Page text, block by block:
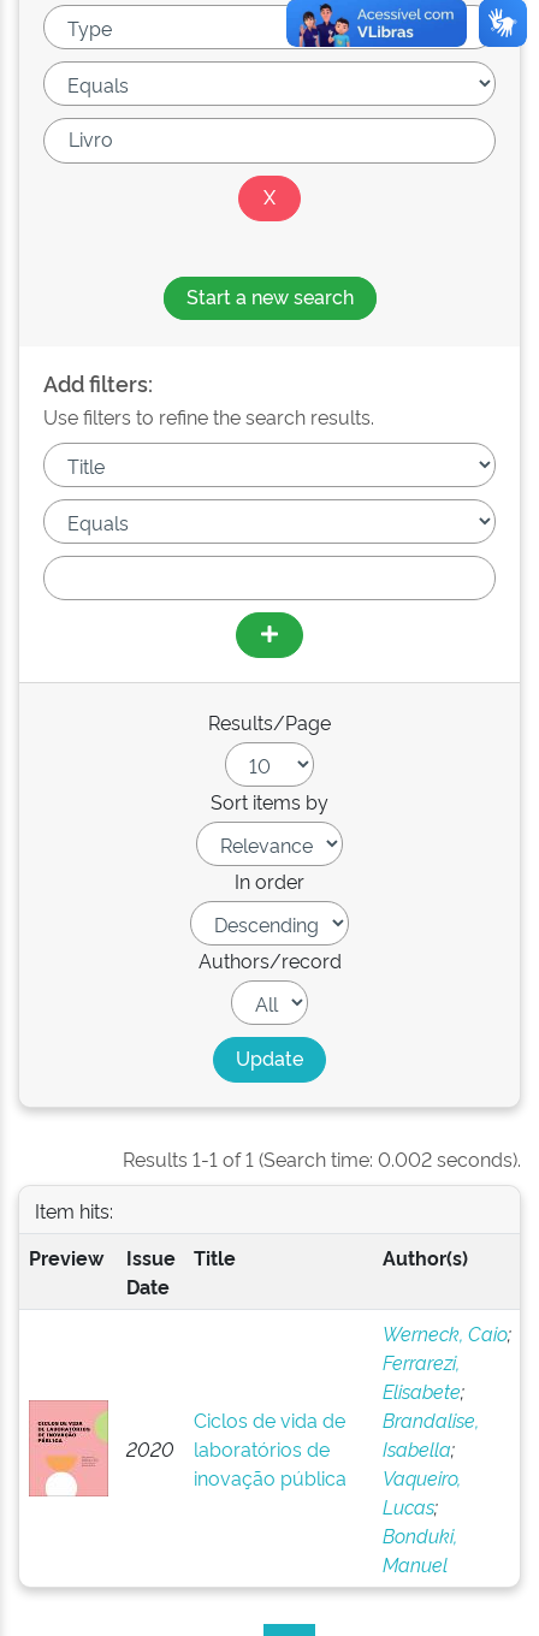
Start a new search
Add filters:
Use filters to refine the search results.
Results/Page
Sort items by
In order
Authors/record
Results 1-1 of 1 (Search time: 0.002 seconds).
Item hits:
Preview
Issue
Date
Title Author(s)
2020
Ciclos de vida de
laboratórios de
inovação pública
Werneck, Caio;
Ferrarezi,
Elisabete;
Brandalise,
Isabella;
Vaqueiro,
Lucas;
Bonduki,
Manuel